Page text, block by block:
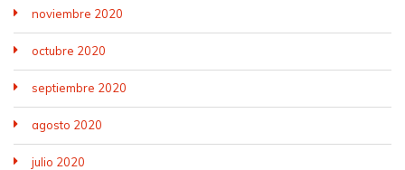
noviembre 2020
octubre 2020
septiembre 2020
agosto 2020
julio 2020